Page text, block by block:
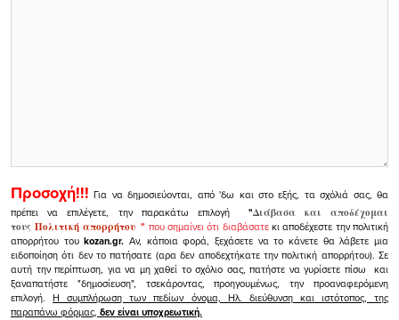
Προσοχή!!! Για να δημοσιεύονται, από 'δω και στο εξής, τα σχόλιά σας, θα
πρέπει να επιλέγετε, την παρακάτω επιλογή
"Διάβασα και αποδέχομαι
τουςΠολιτική απορρήτου" που σημαίνει ότι διαβάσατεκι αποδέχεστε την πολιτική
απορρήτου τουkozan.gr. Αν, κάποια φορά, ξεχάσετε να το κάνετε θα λάβετε μια
ειδοποίηση ότι δεν το πατήσατε (αρα δεν αποδεχτήκατε την πολιτική απορρήτου). Σε
αυτή την περίπτωση, για να μη χαθεί το σχόλιο σας, πατήστε να γυρίσετε πίσω και
ξαναπατήστε "δημοσίευση", τσεκάροντας, προηγουμένως, την προαναφερόμενη
επιλογή.Η συμπλήρωση των πεδίων όνομα, Ηλ. διεύθυνση και ιστότοπος, της
παραπάνω φόρμας, δεν είναι υποχρεωτική.